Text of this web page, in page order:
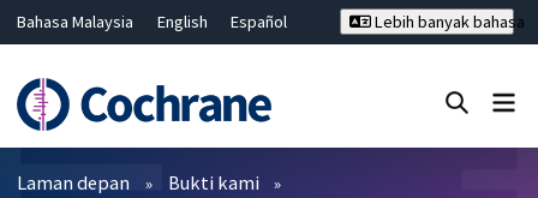
Bahasa Malaysia English
Español
Hrvatski
Deutsch ไทย
繁體中文
简体中文
Lebih banyak bahasa
Penapis
Laman depan Bukti kami